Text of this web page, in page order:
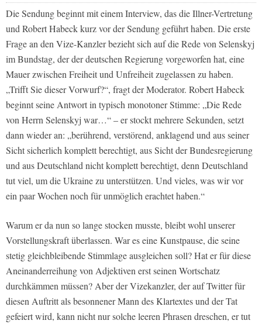
Die Sendung beginnt mit einem Interview, das die Illner-Vertretung
und Robert Habeck kurz vor der Sendung geführt haben. Die erste
Frage an den Vize-Kanzler bezieht sich auf die Rede von Selenskyj
im Bundstag, der der deutschen Regierung vorgeworfen hat, eine
Mauer zwischen Freiheit und Unfreiheit zugelassen zu haben.
„Trifft Sie dieser Vorwurf?“, fragt der Moderator. Robert Habeck
beginnt seine Antwort in typisch monotoner Stimme: „Die Rede
von Herrn Selenskyj war…“ – er stockt mehrere Sekunden, setzt
dann wieder an: „berührend, verstörend, anklagend und aus seiner
Sicht sicherlich komplett berechtigt, aus Sicht der Bundesregierung
und aus Deutschland nicht komplett berechtigt, denn Deutschland
tut viel, um die Ukraine zu unterstützen. Und vieles, was wir vor
ein paar Wochen noch für unmöglich erachtet haben.“
Warum er da nun so lange stocken musste, bleibt wohl unserer
Vorstellungskraft überlassen. War es eine Kunstpause, die seine
stetig gleichbleibende Stimmlage ausgleichen soll? Hat er für diese
Aneinanderreihung von Adjektiven erst seinen Wortschatz
durchkämmen müssen? Aber der Vizekanzler, der auf Twitter für
diesen Auftritt als besonnener Mann des Klartextes und der Tat
gefeiert wird, kann nicht nur solche leeren Phrasen dreschen, er tut